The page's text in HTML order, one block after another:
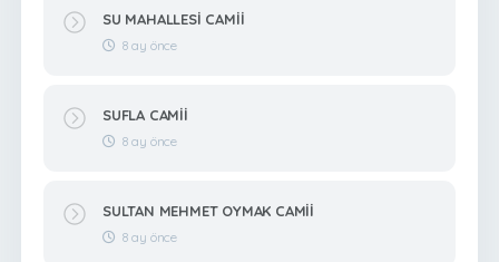
SU MAHALLESİ CAMİİ
8 ay önce
SUFLA CAMİİ
8 ay önce
SULTAN MEHMET OYMAK CAMİİ
8 ay önce